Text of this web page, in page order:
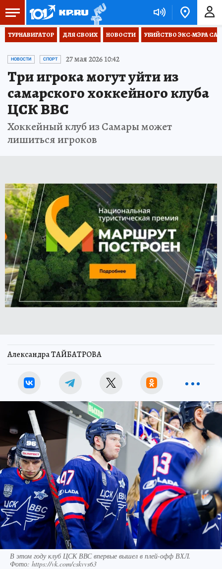
ТУРНАВИГАТОР ДЛЯ СВОИХ НОВОСТИ УБИЙСТВО ЭКС-МЭРА
НОВОСТИ СПОРТ 27 мая 2026 10:42
Три игрока могут уйти из
самарского хоккейного клуба
ЦСК ВВС
Хоккейный клуб из Самары может
лишиться игроков
Александра ТАЙБАТРОВА
В этом году клуб ЦСК ВВС впервые вышел в плей-офф ВХЛ.
Фото: https://vk.com/cskvvs63